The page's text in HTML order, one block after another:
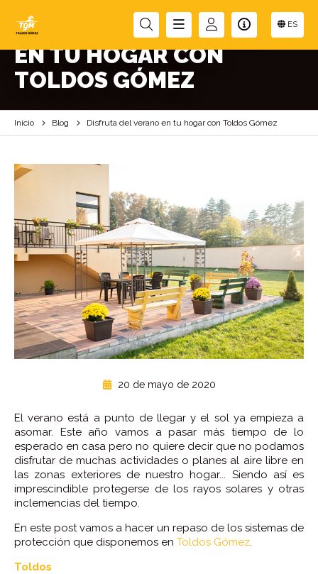
ES
DISFRUTA DEL VERANO
EN TU HOGAR CON
TOLDOS GÓMEZ
Inicio Blog Disfruta del verano en tu hogar con Toldos Gómez
20 de mayo de 2020
El verano está a punto de llegar y el sol ya empieza a
asomar. Este año vamos a pasar más tiempo de lo
esperado en casa pero no quiere decir que no podamos
disfrutar de muchas actividades o planes al aire libre en
las zonas exteriores de nuestro hogar... Siendo así es
imprescindible protegerse de los rayos solares y otras
inclemencias del tiempo.
En este post vamos a hacer un repaso de los sistemas de
protección que disponemos en Toldos Gómez
Toldos